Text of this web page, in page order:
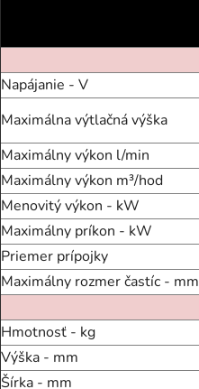
Napájanie - V
Maximálna výtlačná výška
Maximálny výkon l/min
Maximálny výkon m³/hod
Menovitý výkon - kW
Maximálny príkon - kW
Priemer prípojky
Maximálny rozmer častíc - mm
Hmotnosť - kg
Výška - mm
Šírka - mm